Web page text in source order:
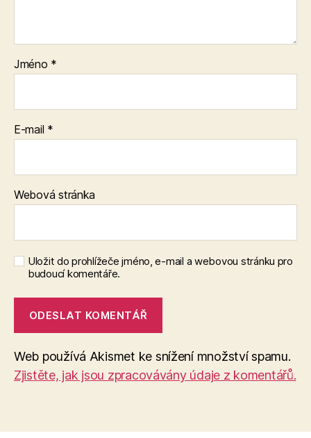
Jméno *
E-mail *
Webová stránka
Uložit do prohlížeče jméno, e-mail a webovou stránku pro
budoucí komentáře.
Web používá Akismet ke snížení množství spamu.
Zjistěte, jak jsou zpracovávány údaje z komentářů.